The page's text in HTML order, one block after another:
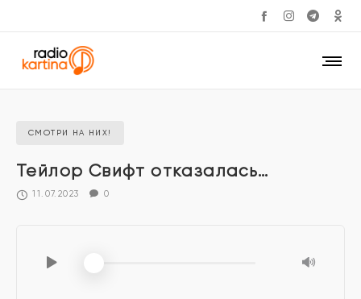
СМОТРИ НА НИХ!
Тейлор Свифт отказалась…
11.07.2023 0